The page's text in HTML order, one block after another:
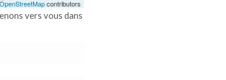
OpenStreetMapcontributors
vers vous dans